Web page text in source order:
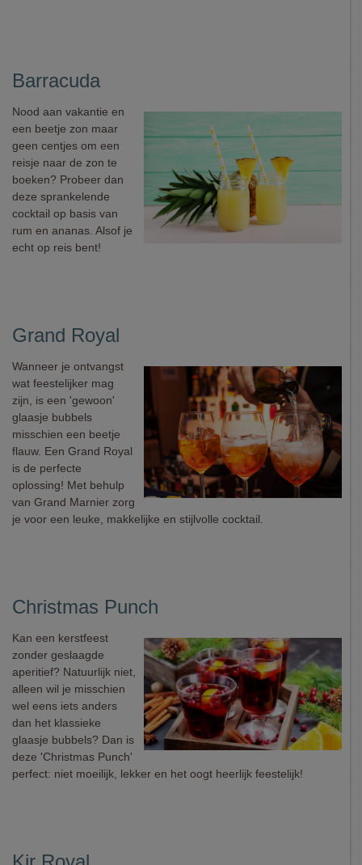
Barracuda
Nood aan vakantie en
een beetje zon maar
geen centjes om een
reisje naar de zon te
boeken? Probeer dan
deze sprankelende
cocktail op basis van
rum en ananas. Alsof je
echt op reis bent!
Grand Royal
Wanneer je ontvangst
wat feestelijker mag
zijn, is een 'gewoon'
glaasje bubbels
misschien een beetje
flauw. Een Grand Royal
is de perfecte
oplossing! Met behulp
van Grand Marnier zorg
je voor een leuke, makkelijke en stijlvolle cocktail.
Christmas Punch
Kan een kerstfeest
zonder geslaagde
aperitief? Natuurlijk niet,
alleen wil je misschien
wel eens iets anders
dan het klassieke
glaasje bubbels? Dan is
deze 'Christmas Punch'
perfect: niet moeilijk, lekker en het oogt heerlijk feestelijk!